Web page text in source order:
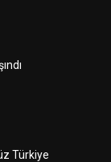
Türkiye